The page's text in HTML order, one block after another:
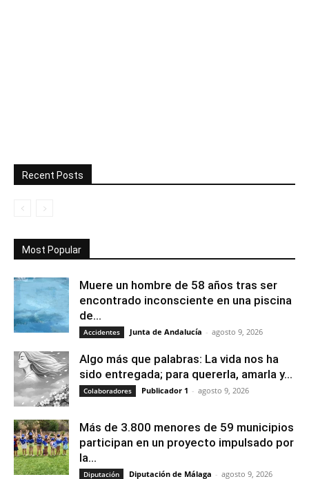
Recent Posts
Most Popular
Muere un hombre de 58 años tras ser
encontrado inconsciente en una piscina
de...
Accidentes Junta de Andalucía - agosto 9, 2026
Algo más que palabras: La vida nos ha
sido entregada; para quererla, amarla y...
Colaboradores Publicador 1 - agosto 9, 2026
Más de 3.800 menores de 59 municipios
participan en un proyecto impulsado por
la...
Diputación Diputación de Málaga - agosto 9, 2026